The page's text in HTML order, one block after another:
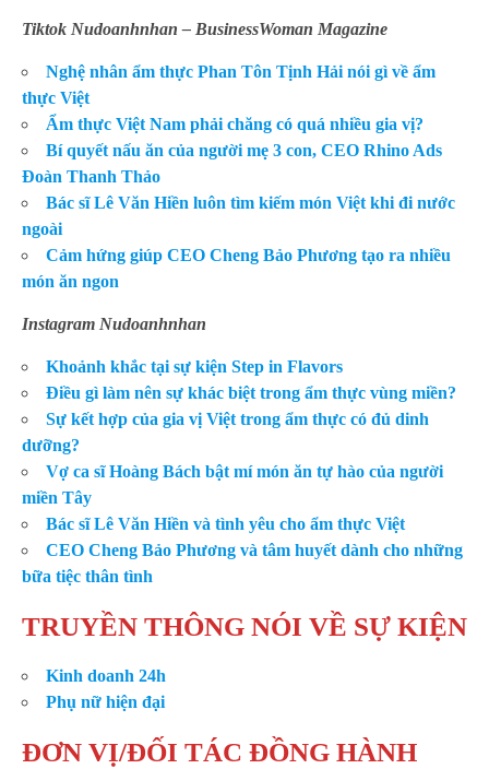
Tiktok Nudoanhnhan – BusinessWoman Magazine
Nghệ nhân ẩm thực Phan Tôn Tịnh Hải nói gì về ẩm
thực Việt
Ẩm thực Việt Nam phải chăng có quá nhiều gia vị?
Bí quyết nấu ăn của người mẹ 3 con, CEO Rhino Ads
Đoàn Thanh Thảo
Bác sĩ Lê Văn Hiền luôn tìm kiếm món Việt khi đi nước
ngoài
Cảm hứng giúp CEO Cheng Bảo Phương tạo ra nhiều
món ăn ngon
Instagram Nudoanhnhan
Khoảnh khắc tại sự kiện Step in Flavors
Điều gì làm nên sự khác biệt trong ẩm thực vùng miền?
Sự kết hợp của gia vị Việt trong ẩm thực có đủ dinh
dưỡng?
Vợ ca sĩ Hoàng Bách bật mí món ăn tự hào của người
miền Tây
Bác sĩ Lê Văn Hiền và tình yêu cho ẩm thực Việt
CEO Cheng Bảo Phương và tâm huyết dành cho những
bữa tiệc thân tình
TRUYỀN THÔNG NÓI VỀ SỰ KIỆN
Kinh doanh 24h
Phụ nữ hiện đại
ĐƠN VỊ/ĐỐI TÁC ĐỒNG HÀNH